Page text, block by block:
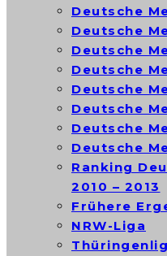
Deutsche
Deutsche
Deutsche
Deutsche
Deutsche
Deutsche
Deutsche
Deutsche
Ranking
2010 – 2013
Frühere
NRW-Liga